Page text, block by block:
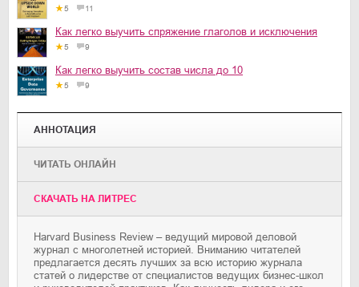
5 11
Как легко выучить спряжение глаголов и исключения
5 9
Как легко выучить состав числа до 10
5 9
АННОТАЦИЯ
ЧИТАТЬ ОНЛАЙН
CКАЧАТЬ НА ЛИТРЕС
Harvard Business Review – ведущий мировой деловой
журнал с многолетней историей. Вниманию читателей
предлагается десять лучших за всю историю журнала
статей о лидерстве от специалистов ведущих бизнес-школ